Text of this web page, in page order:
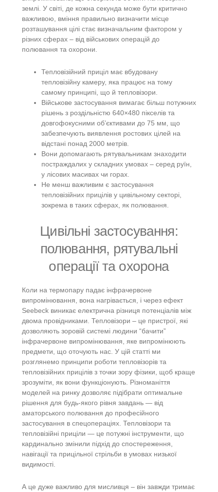
землі. У світі, де кожна секунда може бути критично
важливою, вміння правильно визначити місце
розташування цілі стає визначальним фактором у
різних сферах – від військових операцій до
полювання та охорони.
Тепловізійний приціл має вбудовану
тепловізійну камеру, яка працює на тому
самому принципі, що й тепловізори.
Військове застосування вимагає більш потужних
рішень з роздільністю 640×480 пікселів та
довгофокусними об’єктивами до 75 мм, що
забезпечують виявлення ростових цілей на
відстані понад 2000 метрів.
Вони допомагають рятувальникам знаходити
постраждалих у складних умовах – серед руїн,
у лісових масивах чи горах.
Не менш важливим є застосування
тепловізійних прицілів у цивільному секторі,
зокрема в таких сферах, як полювання.
Цивільні застосування:
полювання, рятувальні
операції та охорона
Коли на термопару падає інфрачервоне
випромінювання, вона нагрівається, і через ефект
Seebeck виникає електрична різниця потенціалів між
двома провідниками. Тепловізори – це пристрої, які
дозволяють зоровій системі людини “бачити”
інфрачервоне випромінювання, яке випромінюють
предмети, що оточують нас. У цій статті ми
розглянемо принципи роботи тепловізорів та
тепловізійних прицілів з точки зору фізики, щоб краще
зрозуміти, як вони функціонують. Різноманіття
моделей на ринку дозволяє підібрати оптимальне
рішення для будь-якого рівня завдань — від
аматорського полювання до професійного
застосування в спецопераціях. Тепловізори та
тепловізійні приціли — це потужні інструменти, що
кардинально змінили підхід до спостереження,
навігації та прицільної стрільби в умовах низької
видимості.
А це дуже важливо для мисливця – він завжди тримає